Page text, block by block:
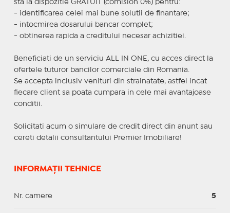
sta la dispozitie GRATUIT (comision 0%) pentru:
- identificarea celei mai bune solutii de finantare;
- intocmirea dosarului bancar complet;
- obtinerea rapida a creditului necesar achizitiei.
Beneficiati de un serviciu ALL IN ONE, cu acces direct la
ofertele tuturor bancilor comerciale din Romania.
Se accepta inclusiv venituri din strainatate, astfel incat
fiecare client sa poata cumpara in cele mai avantajoase
conditii.
Solicitati acum o simulare de credit direct din anunt sau
cereti detalii consultantului Premier Imobiliare!
INFORMAȚII TEHNICE
Nr. camere 5